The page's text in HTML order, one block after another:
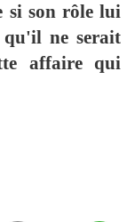
si son rôle lui
qu'il ne serait
affaire qui